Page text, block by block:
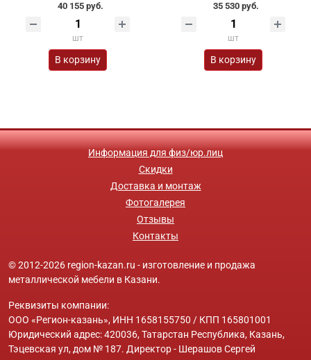
40 155 руб.
шт
В корзину
35 530 руб.
шт
В корзину
Информация для физ/юр.лиц
Скидки
Доставка и монтаж
Фотогалерея
Отзывы
Контакты
© 2012-2026 region-kazan.ru - изготовление и продажа
металлической мебели в Казани.
Реквизиты компании:
ООО «Регион-казань», ИНН 1658155750 / КПП 165801001
Юридический адрес: 420036, Татарстан Республика, Казань,
Тэцевская ул, дом № 187. Директор - Шерашов Сергей